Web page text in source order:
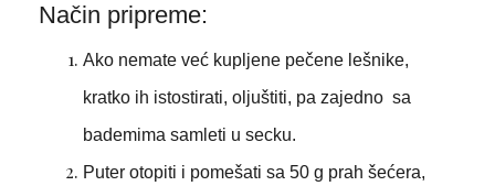
Način pripreme:
Ako nemate već kupljene pečene lešnike,
kratko ih istostirati, oljuštiti, pa zajedno sa
bademima samleti u secku.
Puter otopiti i pomešati sa 50 g prah šećera,